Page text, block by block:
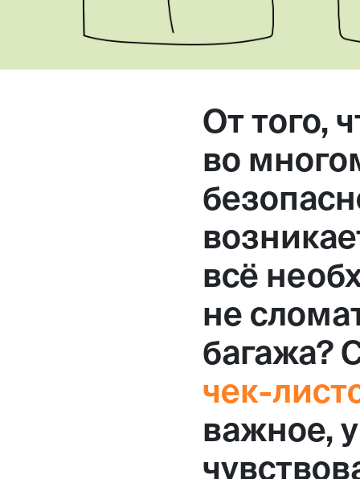
Большая
вход 10, 3 этаж, КП «Дизайн
От того,
во
всё
не
багажа?
чек-
важное,